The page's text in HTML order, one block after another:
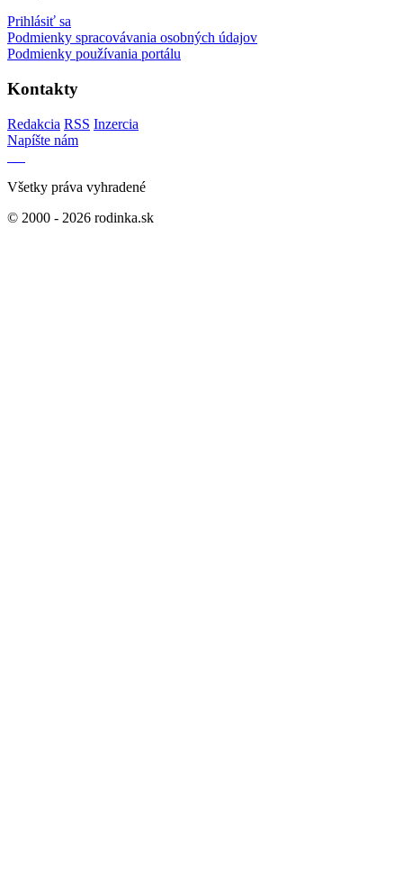
Prihlásiť sa
Podmienky spracovávania osobných údajov
Podmienky používania portálu
Kontakty
Redakcia RSS Inzercia
Napíšte nám
Všetky práva vyhradené
© 2000 - 2026 rodinka.sk